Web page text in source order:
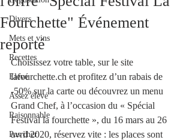
Divers
Mets et vins
Recettes
Elevé
Assez élevé
Raisonnable
Pas cher
Fourchette" Événement
reporté
Choisissez votre table, sur le site
lafourchette.ch et profitez d’un rabais de
-50% sur la carte ou découvrez un menu
Grand Chef, à l’occasion du « Spécial
Festival la fourchette », du 16 mars au 26
avril 2020, réservez vite : les places sont